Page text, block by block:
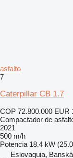
asfalto
7
Caterpillar CB 1.7
COP 72.800.000 EUR
Compactador de
2021
500 m/h
Potencia 18.4 kW
Eslovaquia,